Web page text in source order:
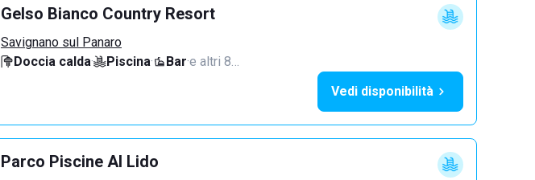
Gelso Bianco Country Resort
Savignano sul Panaro
Doccia calda· Piscina· Bar·e altri 8…
Vedi disponibilità
Parco Piscine Al Lido